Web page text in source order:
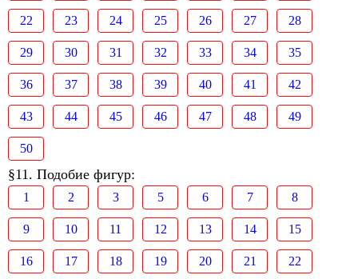
22 23 24 25 26 27 28
29 30 31 32 33 34 35
36 37 38 39 40 41 42
43 44 45 46 47 48 49
50
§11. Подобие фигур:
1 2 3 5 6 7 8
9 10 11 12 13 14 15
16 17 18 19 20 21 22